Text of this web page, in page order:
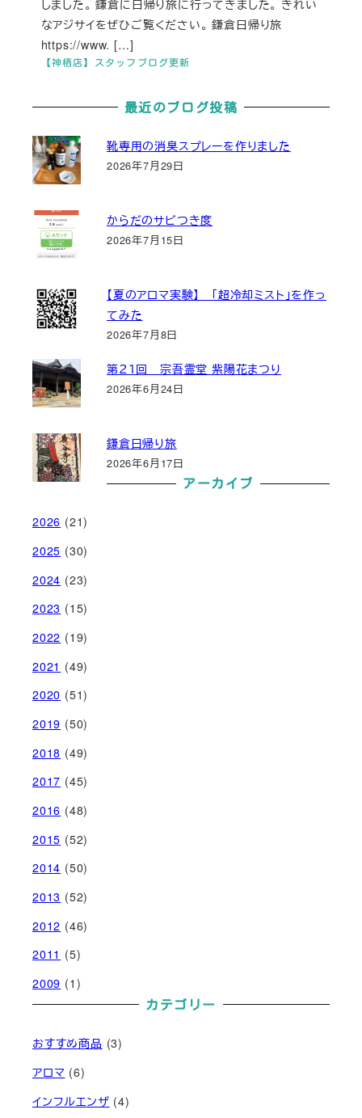
【神栖店】スタッフブログ更新
しました。 鎌倉に日帰り旅に行ってきました。 きれい
なアジサイをぜひご覧ください。 鎌倉日帰り旅
https://www. […]
最近のブログ投稿
靴専用の消臭スプレーを作りました
2026年7月29日
からだのサビつき度
2026年7月15日
【夏のアロマ実験】 「超冷却ミスト」を作っ
てみた
2026年7月8日
第２１回 宗吾霊堂 紫陽花まつり
2026年6月24日
鎌倉日帰り旅
2026年6月17日
アーカイブ
2026 (21)
2025 (30)
2024 (23)
2023 (15)
2022 (19)
2021 (49)
2020 (51)
2019 (50)
2018 (49)
2017 (45)
2016 (48)
2015 (52)
2014 (50)
2013 (52)
2012 (46)
2011 (5)
2009 (1)
カテゴリー
おすすめ商品 (3)
アロマ (6)
インフルエンザ (4)